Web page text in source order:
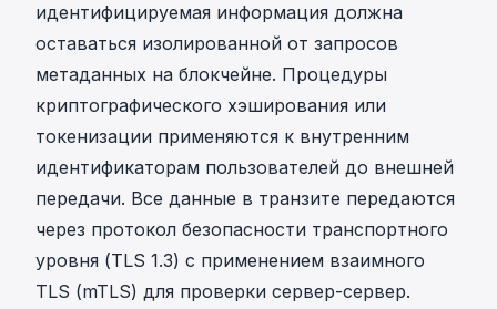
идентифицируемая информация должна
оставаться изолированной от запросов
метаданных на блокчейне. Процедуры
криптографического хэширования или
токенизации применяются к внутренним
идентификаторам пользователей до внешней
передачи. Все данные в транзите передаются
через протокол безопасности транспортного
уровня (TLS 1.3) с применением взаимного
TLS (mTLS) для проверки сервер-сервер.